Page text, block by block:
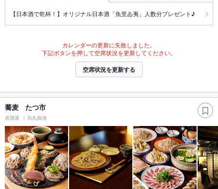
【日本酒で乾杯！】オリジナル日本酒「魚里ゐ夷」人数分プレゼント♪
カレンダーの更新に失敗しました。
下記ボタンを押して空席状況を更新してください。
空席状況を更新する
蕎麦 たつ市
居酒屋 烏丸御池